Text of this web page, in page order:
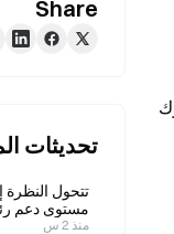
Share
تحديثات
مستوى دعم
منذ 2 س